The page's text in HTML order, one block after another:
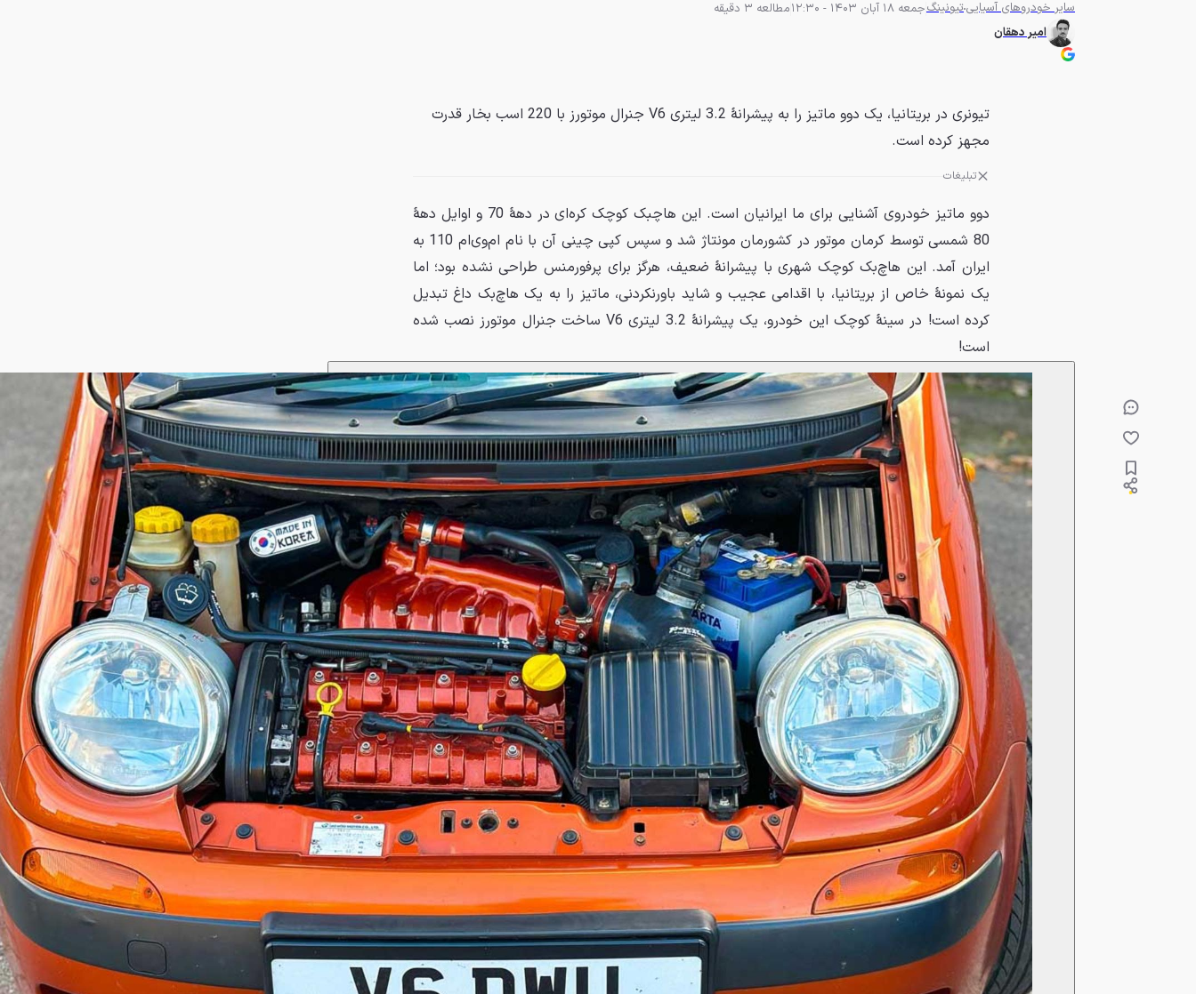
سایر خودروهای آسیاییتیونینگجمعه 18 آبان 1403 - 12:30
مطالعه 3 دقیقه
امیر دهقان
تیونری در بریتانیا، یک دوو ماتیز را به پیشرانهٔ 3.2 لیتری V6 جنرال موتورز با 220 اسب بخار قدرت
مجهز کرده است.
تبلیغات
دوو ماتیز خودروی آشنایی برای ما ایرانیان است. این هاچبک کوچک کره‌ای در دههٔ 70 و اوایل دههٔ
80 شمسی توسط کرمان موتور در کشورمان مونتاژ شد و سپس کپی چینی آن با نام ام‌وی‌ام 110 به
ایران آمد. این هاچ‌بک کوچک شهری با پیشرانهٔ ضعیف، هرگز برای پرفورمنس طراحی نشده بود؛ اما
یک نمونهٔ خاص از بریتانیا، با اقدامی عجیب و شاید باورنکردنی، ماتیز را به یک هاچ‌بک داغ تبدیل
کرده است! در سینهٔ کوچک این خودرو، یک پیشرانهٔ 3.2 لیتری V6 ساخت جنرال موتورز نصب شده
است!